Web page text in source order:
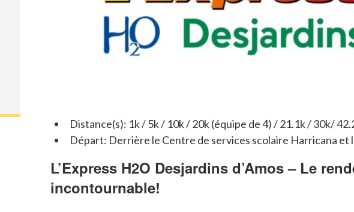
Distance(s): 1k / 5k / 10k / 20k (équipe de 4) / 21.1k / 30k/
Départ: Derrière le Centre de services scolaire Harricana et
L’Express H2O Desjardins d’Amos – Le
incontournable!